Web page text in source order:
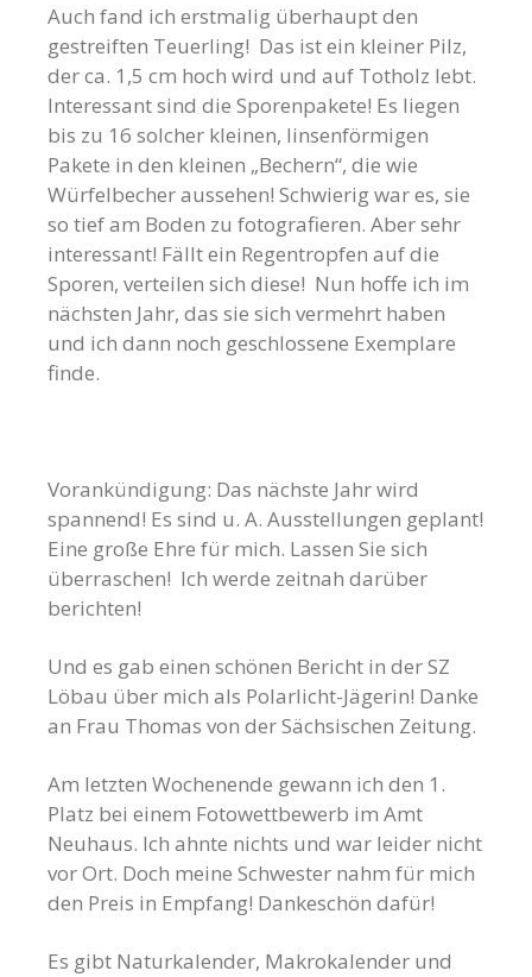
Auch fand ich erstmalig überhaupt den
gestreiften Teuerling! Das ist ein kleiner Pilz,
der ca. 1,5 cm hoch wird und auf Totholz lebt.
Interessant sind die Sporenpakete! Es liegen
bis zu 16 solcher kleinen, linsenförmigen
Pakete in den kleinen „Bechern“, die wie
Würfelbecher aussehen! Schwierig war es, sie
so tief am Boden zu fotografieren. Aber sehr
interessant! Fällt ein Regentropfen auf die
Sporen, verteilen sich diese! Nun hoffe ich im
nächsten Jahr, das sie sich vermehrt haben
und ich dann noch geschlossene Exemplare
finde.
Vorankündigung: Das nächste Jahr wird
spannend! Es sind u. A. Ausstellungen geplant!
Eine große Ehre für mich. Lassen Sie sich
überraschen! Ich werde zeitnah darüber
berichten!
Und es gab einen schönen Bericht in der SZ
Löbau über mich als Polarlicht-Jägerin! Danke
an Frau Thomas von der Sächsischen Zeitung.
Am letzten Wochenende gewann ich den 1.
Platz bei einem Fotowettbewerb im Amt
Neuhaus. Ich ahnte nichts und war leider nicht
vor Ort. Doch meine Schwester nahm für mich
den Preis in Empfang! Dankeschön dafür!
Es gibt Naturkalender, Makrokalender und